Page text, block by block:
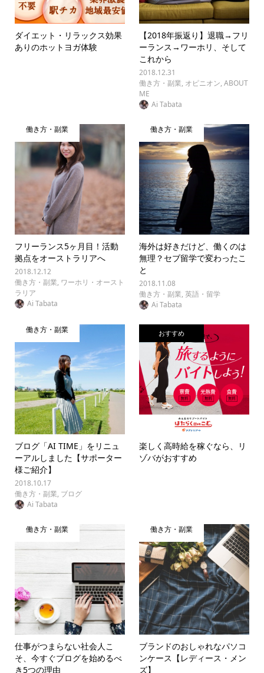
ダイエット・リラックス効果
ありのホットヨガ体験
【2018年振返り】退職→フリ
ーランス→ワーホリ、そして
これから
2018.12.31
働き方・副業, オピニオン,ABOUT
ME
Ai Tabata
働き方・副業
フリーランス5ヶ月目！活動
拠点をオーストラリアへ
2018.12.12
働き方・副業, ワーホリ・オースト
ラリア
Ai Tabata
働き方・副業
海外は好きだけど、働くのは
無理？セブ留学で変わったこ
と
2018.11.08
働き方・副業,英語・留学
Ai Tabata
働き方・副業
ブログ「AI TIME」をリニュ
ーアルしました【サポーター
様ご紹介】
2018.10.17
働き方・副業, ブログ
Ai Tabata
おすすめ
楽しく高時給を稼ぐなら、リ
ゾバがおすすめ
働き方・副業
仕事がつまらない社会人こ
そ、今すぐブログを始めるべ
き5つの理由
働き方・副業
ブランドのおしゃれなパソコ
ンケース【レディース・メン
ズ】